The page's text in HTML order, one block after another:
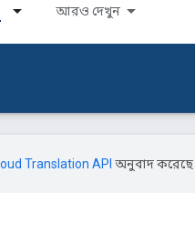
আরও দেখুন
Translation API অনুবাদ